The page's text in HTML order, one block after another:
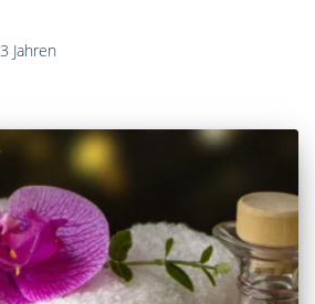
3 Jahren